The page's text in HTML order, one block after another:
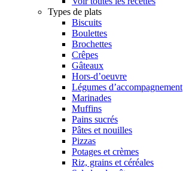
Types de plats
Biscuits
Boulettes
Brochettes
Crêpes
Gâteaux
Hors-d’oeuvre
Légumes d’accompagnement
Marinades
Muffins
Pains sucrés
Pâtes et nouilles
Pizzas
Potages et crèmes
Riz, grains et céréales